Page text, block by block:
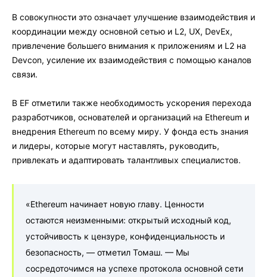
В совокупности это означает улучшение взаимодействия и
координации между основной сетью и L2, UX, DevEx,
привлечение большего внимания к приложениям и L2 на
Devcon, усиление их взаимодействия с помощью каналов
связи.
В EF отметили также необходимость ускорения перехода
разработчиков, основателей и организаций на Ethereum и
внедрения Ethereum по всему миру. У фонда есть знания
и лидеры, которые могут наставлять, руководить,
привлекать и адаптировать талантливых специалистов.
«Ethereum начинает новую главу. Ценности
остаются неизменными: открытый исходный код,
устойчивость к цензуре, конфиденциальность и
безопасность, — отметил Томаш. — Мы
сосредоточимся на успехе протокола основной сети